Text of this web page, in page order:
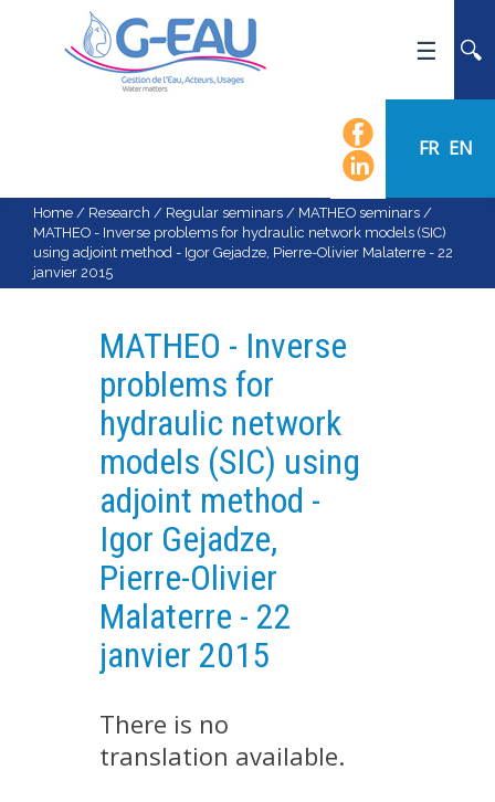
FR EN
NEWS
EVENTS
CALENDAR OF EVENTS
SCIENTIFIC FIELDS
RECRUITMENT
RESEARCH
EXPERIMENTAL PLATFORMS
GEOGRAPHIC LOCATIONS
CURRENT PROJECTS
COMPLETED PROJECTS
UMR NETWORKS
TRAINING COURSES
MASTER
Home / Research / Regular seminars / MATHEO seminars /
MATHEO - Inverse problems for hydraulic network models (SIC)
using adjoint method - Igor Gejadze, Pierre-Olivier Malaterre - 22
janvier 2015
MATHEO - Inverse
problems for
hydraulic network
models (SIC) using
adjoint method -
Igor Gejadze,
Pierre-Olivier
Malaterre - 22
janvier 2015
There is no
translation available.